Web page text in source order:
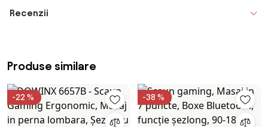
Recenzii
Produse similare
-22 % -38 %